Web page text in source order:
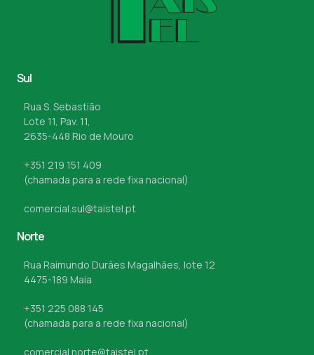
Sul
Rua S. Sebastião
Lote 11, Pav. 11,
2635-448 Rio de Mouro
+351 219 151 409
(chamada para a rede fixa nacional)
comercial.sul@taistel.pt
Norte
Rua Raimundo Durães Magalhães, lote 12
4475-189 Maia
+351 225 088 145
(chamada para a rede fixa nacional)
comercial.norte@taistel.pt